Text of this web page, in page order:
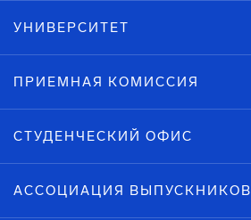
УНИВЕРСИТЕТ
ПРИЕМНАЯ КОМИССИЯ
СТУДЕНЧЕСКИЙ ОФИС
АССОЦИАЦИЯ ВЫПУСКНИКОВ